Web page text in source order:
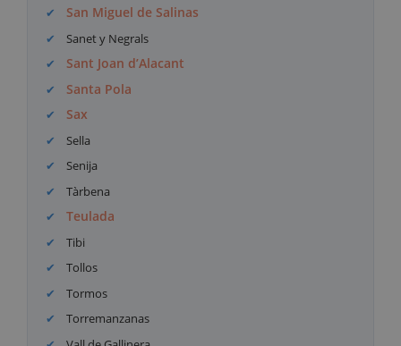
San Miguel de Salinas
Sanet y Negrals
Sant Joan d’Alacant
Santa Pola
Sax
Sella
Senija
Tàrbena
Teulada
Tibi
Tollos
Tormos
Torremanzanas